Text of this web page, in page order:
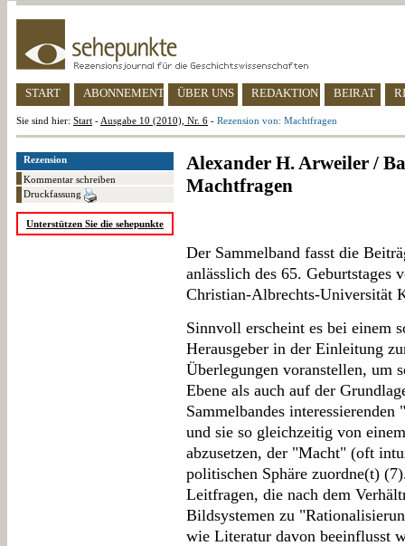
START ABONNEMENT ÜBER UNS REDAKTION BEIRAT
Sie sind hier: Start - Ausgabe 10 (2010), Nr. 6 - Rezension von: Machtfragen
Rezension
Kommentar schreiben
Druckfassung
Unterstützen Sie die sehepunkte
Alexander H. Arweiler /
Machtfragen
Der Sammelband fasst die
anlässlich des 65. Geburtstages
Christian-Albrechts-Universität
Sinnvoll erscheint es bei einem
Herausgeber in der Einleitung
Überlegungen voranstellen, um
Ebene als auch auf der
Sammelbandes
und sie so gleichzeitig von
abzusetzen, der "Macht" (oft
politischen Sphäre zuordne(t)
Leitfragen, die nach dem
Bildsystemen zu
wie Literatur davon beeinflusst